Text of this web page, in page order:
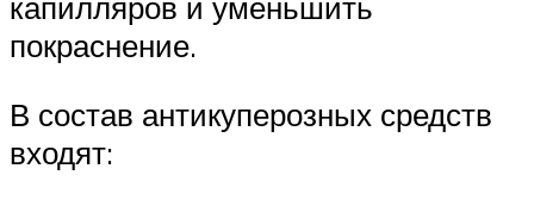
покраснение.
В состав антикуперозных средств
входят: